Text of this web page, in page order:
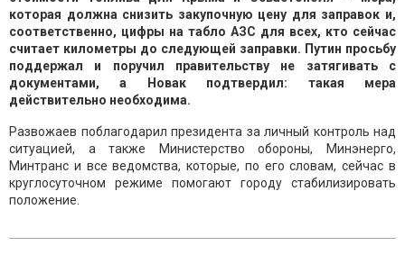
которая должна снизить закупочную цену для заправок и,
соответственно, цифры на табло АЗС для всех, кто сейчас
считает километры до следующей заправки. Путин просьбу
поддержал и поручил правительству не затягивать с
документами, а Новак подтвердил: такая мера
действительно необходима.
Развожаев поблагодарил президента за личный контроль над
ситуацией, а также Министерство обороны, Минэнерго,
Минтранс и все ведомства, которые, по его словам, сейчас в
круглосуточном режиме помогают городу стабилизировать
положение.